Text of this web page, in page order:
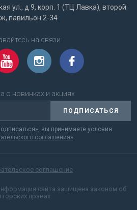
ул., д 9, корп. 1 (ТЦ Лавка), второй
павильон 2-34
на связи
о новинках и акциях
ПОДПИСАТЬСЯ
вы принимаете условия
соглашения»
соглашение
сайта защищена законом об
правах.